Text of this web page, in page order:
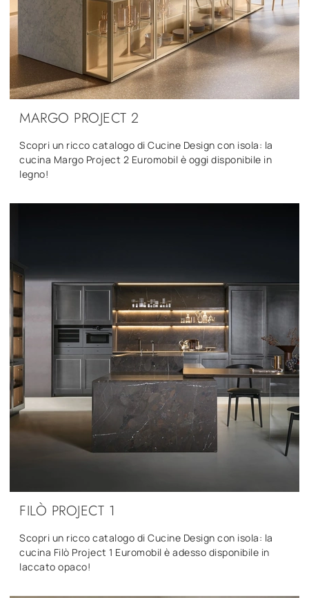
MARGO PROJECT 2
Scopri un ricco catalogo di Cucine Design con isola: la
cucina Margo Project 2 Euromobil è oggi disponibile in
legno!
FILÒ PROJECT 1
Scopri un ricco catalogo di Cucine Design con isola: la
cucina Filò Project 1 Euromobil è adesso disponibile in
laccato opaco!